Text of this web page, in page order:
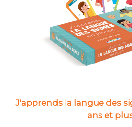
J'apprends la langue des
ans et